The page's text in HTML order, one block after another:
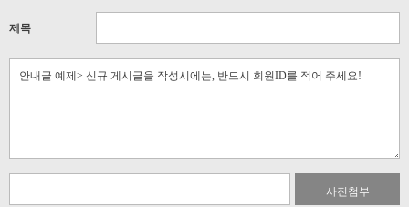
제목
사진첨부